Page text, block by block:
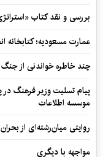
بررسی و نقد کتاب
عمارت مسعودیه؛ کتابخانه
چند خاطره خواندنی از
پیام تسلیت وزیر فرهنگ
موسسه اطلاعات
روایتی میان‌رشته‌ای از
مواجهه با دیگری